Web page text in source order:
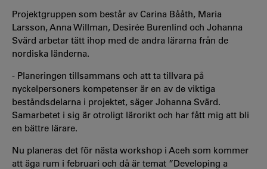
Projektgruppen som består av Carina Bååth, Maria
Larsson, Anna Willman, Desirée Burenlind och Johanna
Svärd arbetar tätt ihop med de andra lärarna från de
nordiska länderna.
- Planeringen tillsammans och att ta tillvara på
nyckelpersoners kompetenser är en av de viktiga
beståndsdelarna i projektet, säger Johanna Svärd.
Samarbetet i sig är otroligt lärorikt och har fått mig att bli
en bättre lärare.
Nu planeras det för nästa workshop i Aceh som kommer
att äga rum i februari och då är temat ”Developing a